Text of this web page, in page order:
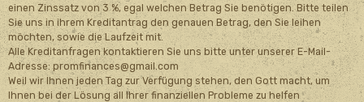
einen Zinssatz von 3 %, egal welchen Betrag Sie benötigen. Bitte teilen
Sie uns in ihrem Kreditantrag den genauen Betrag, den Sie leihen
möchten, sowie die Laufzeit mit.
Alle Kreditanfragen kontaktieren Sie uns bitte unter unserer E-Mail-
Adresse: promfinances@gmail.com
Weil wir Ihnen jeden Tag zur Verfügung stehen, den Gott macht, um
Ihnen bei der Lösung all Ihrer finanziellen Probleme zu helfen